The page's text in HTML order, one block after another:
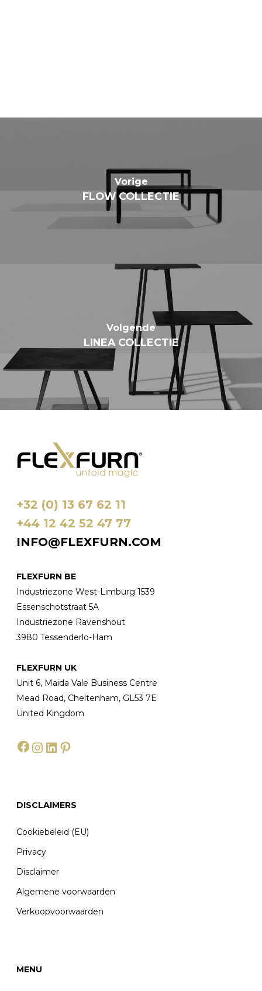
Vorige
FLOW COLLECTIE
Volgende
LINEA COLLECTIE
+32 (0) 13 67 62 11
+44 12 42 52 47 77
INFO@FLEXFURN.COM
FLEXFURN BE
Industriezone West-Limburg 1539
Essenschotstraat 5A
Industriezone Ravenshout
3980 Tessenderlo-Ham
FLEXFURN UK
Unit 6, Maida Vale Business Centre
Mead Road, Cheltenham, GL53 7E
United Kingdom
Facebook
Instagram
LinkedIn
DISCLAIMERS
Cookiebeleid (EU)
Privacy
Disclaimer
Algemene voorwaarden
Verkoopvoorwaarden
MENU